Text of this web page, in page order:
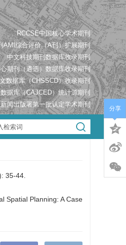
RCCSE中国核心学术期刊
AMI综合评价（A刊）扩展期刊
中文科技期刊数据库收录期刊
期刊（遴选）数据库收录期刊
数据库（CHSSCD）收录期刊
据库（CAJCED）统计源期刊
闻出版署第一批认定学术期刊
35-44.
Spatial Planning: A Case
分享